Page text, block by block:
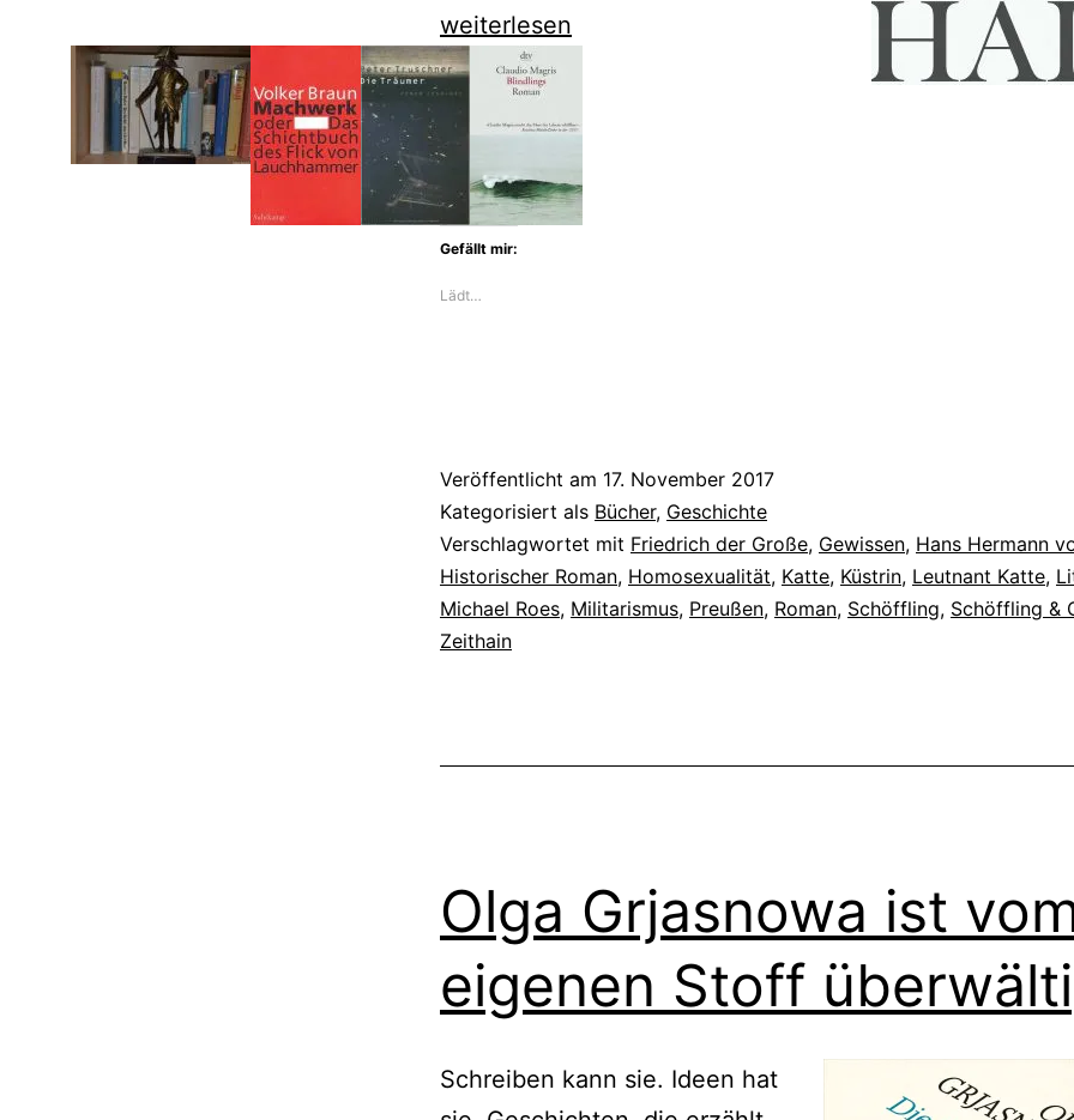
In
Zeithain
Michael
Roes
Hans
Katte
weiterlesen
Gefällt mir:
Lädt…
Veröffentlicht am 17. November 2017
Kategorisiert als Bücher, Geschichte
Verschlagwortet mit Friedrich der Große, Gewissen, Hans Hermann
Historischer Roman, Homosexualität, Katte, Küstrin, Leutnant Katte,
Michael Roes, Militarismus, Preußen, Roman, Schöffling, Schöffling &
Zeithain
Olga Grjasnowa ist
eigenen Stoff
Schreiben kann sie. Ideen hat